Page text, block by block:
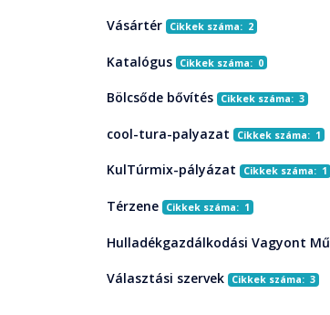
Vásártér Cikkek száma: 2
Katalógus Cikkek száma: 0
Bölcsőde bővítés Cikkek száma: 3
cool-tura-palyazat Cikkek száma: 1
KulTúrmix-pályázat Cikkek száma: 1
Térzene Cikkek száma: 1
Hulladékgazdálkodási Vagyont
Választási szervek Cikkek száma: 3